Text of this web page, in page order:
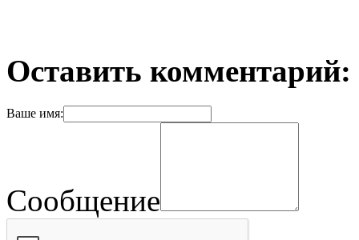
Оставить комментарий:
Ваше имя:
Сообщение